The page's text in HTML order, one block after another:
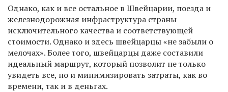
Однако, как и все остальное в Швейцарии, поезда и
железнодорожная инфраструктура страны
исключительного качества и соответствующей
стоимости. Однако и здесь швейцарцы «не забыли о
мелочах». Более того, швейцарцы даже составили
идеальный маршрут, который позволит не только
увидеть все, но и минимизировать затраты, как во
времени, так и в деньгах.